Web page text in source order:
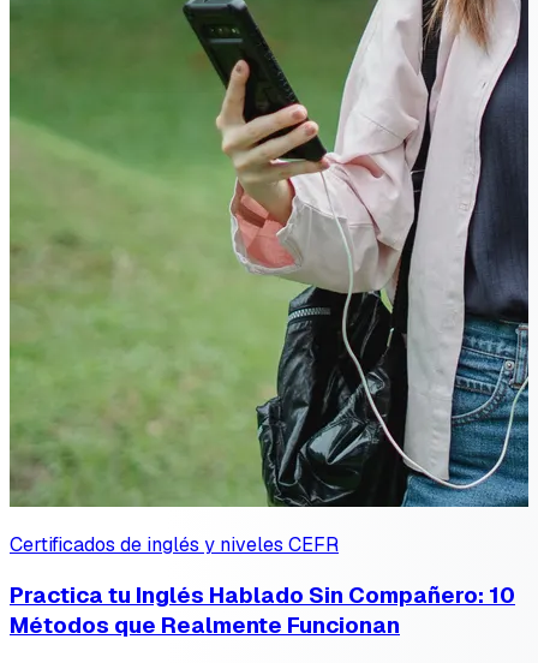
Certificados de inglés y niveles CEFR
Practica tu Inglés Hablado Sin Compañero: 10
Métodos que Realmente Funcionan